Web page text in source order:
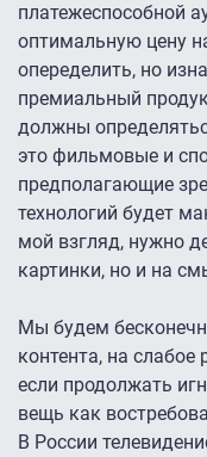
платежеспособной
оптимальную цену
опеределить, но
премиальный
должны
это фильмовые и
предполагающие
технологий будет
мой взгляд, нужно
картинки, но и на
Мы будем
контента, на слабое
если продолжать
вещь как
В России